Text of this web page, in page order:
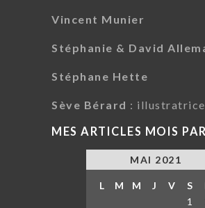
Vincent Munier
Stéphanie & David
Stéphane Hette
Sève Bérard : illustratrice
MES ARTICLES MOIS
MAI 2021
L M M J V S
1